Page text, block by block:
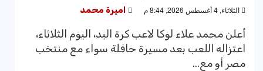
الثلاثاء, 4 أغسطس 2026, 8:44 م اميرة محمد
أعلن محمد علاء لوكا لاعب كرة اليد، اليوم الثلاثاء،
اعتزاله اللعب بعد مسيرة حافلة سواء مع منتخب
مصر أو مع...